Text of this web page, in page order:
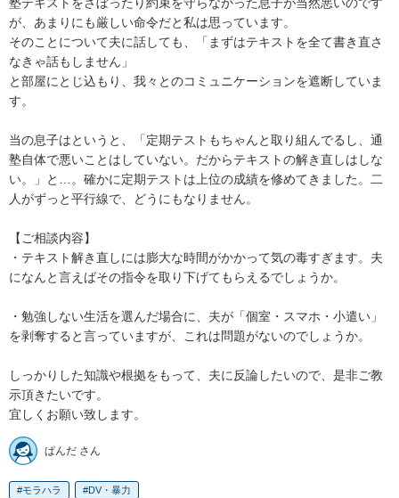
塾テキストをさぼったり約束を守らなかった息子が当然悪いのです
が、あまりにも厳しい命令だと私は思っています。
そのことについて夫に話しても、「まずはテキストを全て書き直さ
なきゃ話もしません」
と部屋にとじ込もり、我々とのコミュニケーションを遮断していま
す。
当の息子はというと、「定期テストもちゃんと取り組んでるし、通
塾自体で悪いことはしていない。だからテキストの解き直しはしな
い。」と…。確かに定期テストは上位の成績を修めてきました。二
人がずっと平行線で、どうにもなりません。
【ご相談内容】
・テキスト解き直しには膨大な時間がかかって気の毒すぎます。夫
になんと言えばその指令を取り下げてもらえるでしょうか。
・勉強しない生活を選んだ場合に、夫が「個室・スマホ・小遣い」
を剥奪すると言っていますが、これは問題がないのでしょうか。
しっかりした知識や根拠をもって、夫に反論したいので、是非ご教
示頂きたいです。
宜しくお願い致します。
ぱんだ さん
モラハラ DV・暴力